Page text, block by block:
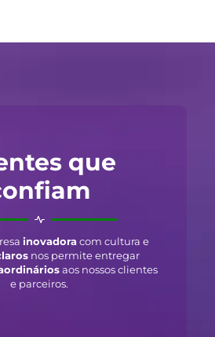
que
inovadoracom cultura e
nos permite entregar
aos nossos clientes
e parceiros.